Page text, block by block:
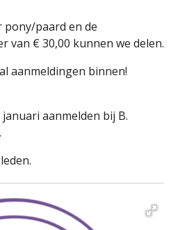
pony/paard en de
van € 30,00 kunnen we delen.
aanmeldingen binnen!
aanmelden bij B.